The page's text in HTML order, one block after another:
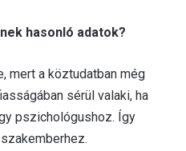
hasonló adatok?
mert a köztudatban még
sérül valaki, ha
pszichológushoz. Így